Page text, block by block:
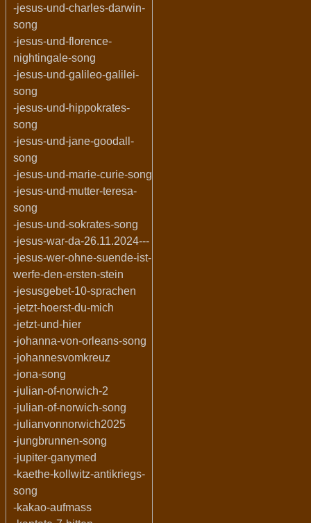
-jesus-und-charles-darwin-
song
-jesus-und-florence-
nightingale-song
-jesus-und-galileo-galilei-
song
-jesus-und-hippokrates-
song
-jesus-und-jane-goodall-
song
-jesus-und-marie-curie-song
-jesus-und-mutter-teresa-
song
-jesus-und-sokrates-song
-jesus-war-da-26.11.2024---
-jesus-wer-ohne-suende-ist-
werfe-den-ersten-stein
-jesusgebet-10-sprachen
-jetzt-hoerst-du-mich
-jetzt-und-hier
-johanna-von-orleans-song
-johannesvomkreuz
-jona-song
-julian-of-norwich-2
-julian-of-norwich-song
-julianvonnorwich2025
-jungbrunnen-song
-jupiter-ganymed
-kaethe-kollwitz-antikriegs-
song
-kakao-aufmass